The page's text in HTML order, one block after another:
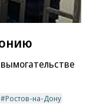
Ростов-на-Дону